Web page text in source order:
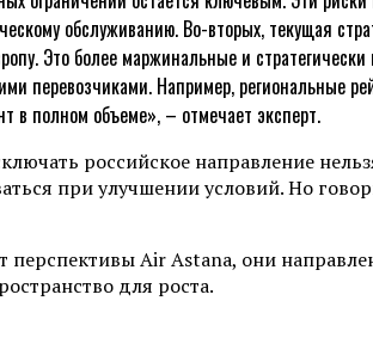
обслуживанию. Во-вторых, текущая
Это более маржинальные и
перевозчиками. Например, региональные
в полном объеме», – отмечает эксперт.
российское направление
при улучшении условий. Но
перспективы Air Astana, они
для роста.